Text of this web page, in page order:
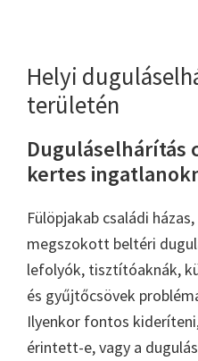
Helyi
területén
Duguláselhárítás
kertes
Fülöpjakab családi
megszokott beltéri
lefolyók, tisztítóaknák,
és gyűjtőcsövek
Ilyenkor fontos
érintett-e, vagy a